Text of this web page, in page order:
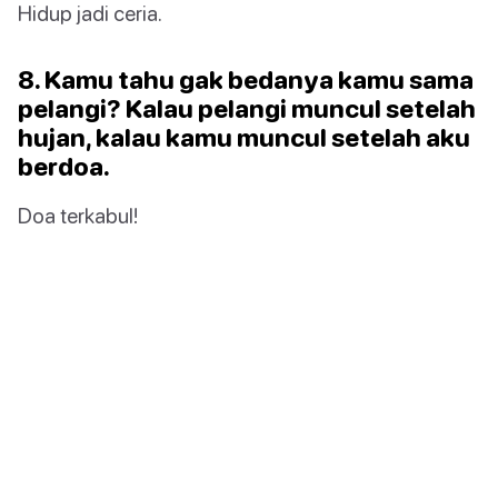
Hidup jadi ceria.
8. Kamu tahu gak bedanya kamu sama
pelangi? Kalau pelangi muncul setelah
hujan, kalau kamu muncul setelah aku
berdoa.
Doa terkabul!